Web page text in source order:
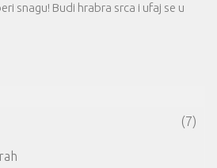
snagu! Budi hrabra srca i ufaj se u
(7)